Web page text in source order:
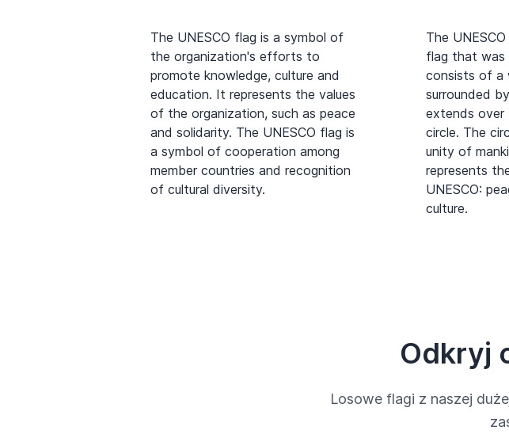
The UNESCO flag is a symbol of
the organization's efforts to
promote knowledge, culture and
education. It represents the values
of the organization, such as peace
and solidarity. The UNESCO flag is
a symbol of cooperation among
member countries and recognition
of cultural diversity.
The
flag that was
consists of a
surrounded
extends over
circle. The
unity of
represents
UNESCO:
culture.
Odkryj
Losowe flagi z naszej